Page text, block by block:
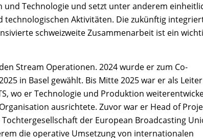
Technologie und setzt unter anderem
Aktivitäten. Die zukünftig
schweizweite Zusammenarbeit ist ein
Stream Operationen. 2024 wurde er zum Co-
in Basel gewählt. Bis Mitte 2025 war er als Leiter
wo er Technologie und Produktion
ausrichtete. Zuvor war er Head of
der European Broadcasting
die operative Umsetzung von internationalen